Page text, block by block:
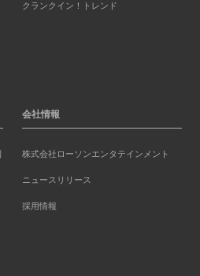
クランクイン！トレンド
会社情報
株式会社ローソンエンタテインメント
ニュースリリース
採用情報